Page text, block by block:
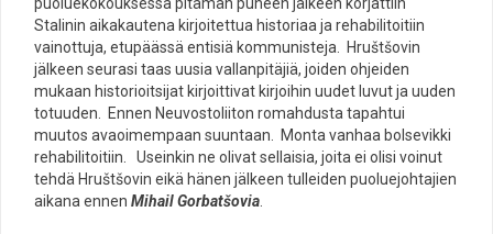
Stalinin aikakautena kirjoitettua historiaa ja rehabilitoitiin
vainottuja, etupäässä entisiä kommunisteja. Hruštšovin
jälkeen seurasi taas uusia vallanpitäjiä, joiden ohjeiden
mukaan historioitsijat kirjoittivat kirjoihin uudet luvut ja uuden
totuuden. Ennen Neuvostoliiton romahdusta tapahtui
muutos avaoimempaan suuntaan. Monta vanhaa bolsevikki
rehabilitoitiin. Useinkin ne olivat sellaisia, joita ei olisi voinut
tehdä Hruštšovin eikä hänen jälkeen tulleiden puoluejohtajien
aikana ennen Mihail Gorbatšovia